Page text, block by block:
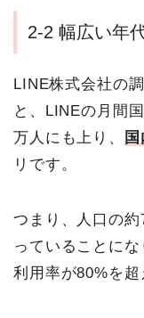
2-2 幅広い年
LINE株式会社の
と、LINEの月間
万人にも上り、
リです。
つまり、人口の
っていることに
利用率が80%を超